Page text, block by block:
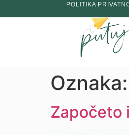
POLITIKA
Oznaka:
Započeto